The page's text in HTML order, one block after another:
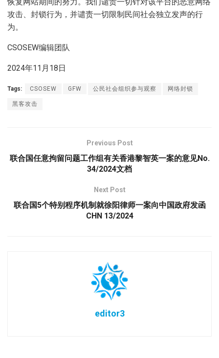
攻击、封锁行为，并谴责一切限制民间社会独立发声的行
为。
CSOSEW编辑团队
2024年11月18日
Tags: CSOSEW GFW 公民社会组织参与观察 网络封锁
黑客攻击
Previous Post
联合国任意拘留问题工作组有关香港黎智英一案的意见No.
34/2024文档
Next Post
联合国5个特别程序机制就徐阳律师一案向中国政府发函
CHN 13/2024
editor3